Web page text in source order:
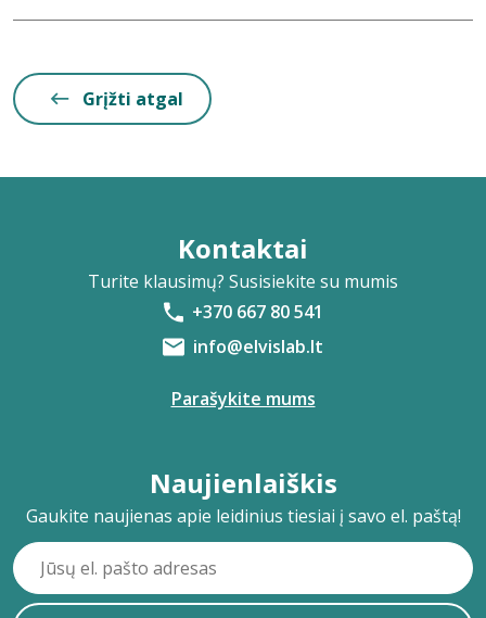
Grįžti atgal
Kontaktai
Turite klausimų? Susisiekite su mumis
+370 667 80 541
info@elvislab.lt
Parašykite mums
Naujienlaiškis
Gaukite naujienas apie leidinius tiesiai į savo el. paštą!